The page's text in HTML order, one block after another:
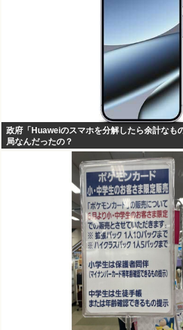
政府「Huaweiのスマホを分解したら余計なも
局なんだったの？